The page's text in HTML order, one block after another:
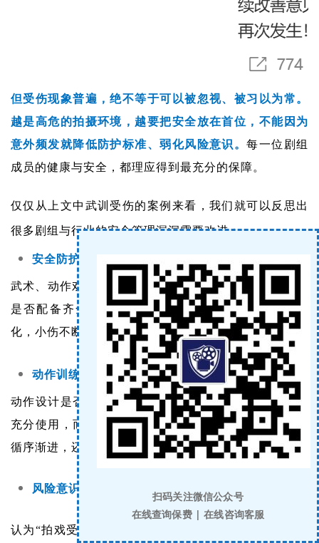
但受伤现象普遍，绝不等于可以被忽视、被习以为常。
越是高危的拍摄环境，越要把安全放在首位， 不能因为
意外频发就降低防护标准、弱化风险意识。每一位剧组
成员的健康与安全，都理应得到最充分的保障。
仅仅从上文中武训受伤的案例来看，我们就可以反思出
很多剧组与行业的安全管理漏洞需要改进：
安全防护不到位
武术、动作戏训练/拍摄前，防护装备、护具、缓冲措施
是否配备齐全；很多剧组为赶进度、省成本，防护简
化，小伤不断，最后变成大伤。
动作训练与拍摄流程不规范
动作设计是否超出演员承受能力；
专业武指、替身是否
充分使用，而非让演员硬上高难度动作；训练强度是否
循序渐进，还是突击训练、疲劳训练。
风险意识淡薄
认为“拍戏受伤很正常”，把高危当常态，
扫码关注微信公众号
在线查询保费 | 在线咨询客服